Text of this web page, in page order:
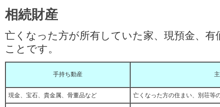
相続財産
亡くなった方が所有していた家、現預金、
ことです。
手持ち動産
現金、宝石、貴金属、骨董品など 亡くなった方の住まい、別荘等